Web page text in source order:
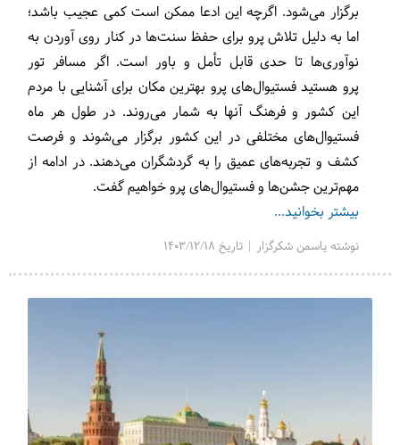
برگزار می‌شود. اگرچه این ادعا ممکن است کمی عجیب باشد؛
اما به دلیل تلاش پرو برای حفظ سنت‌ها در کنار روی آوردن به
نوآوری‌ها تا حدی قابل تأمل و باور است. اگر مسافر تور
پرو هستید فستیوال‌های پرو بهترین مکان برای آشنایی با مردم
این کشور و فرهنگ آنها به شمار می‌روند. در طول هر ماه
فستیوال‌های مختلفی در این کشور برگزار می‌شوند و فرصت
کشف و تجربه‌های عمیق را به گردشگران می‌دهند. در ادامه از
مهم‌ترین جشن‌ها و فستیوال‌های پرو خواهیم گفت.
بیشتر بخوانید...
نوشته یاسمن شکرگزار | تاریخ 1403/12/18